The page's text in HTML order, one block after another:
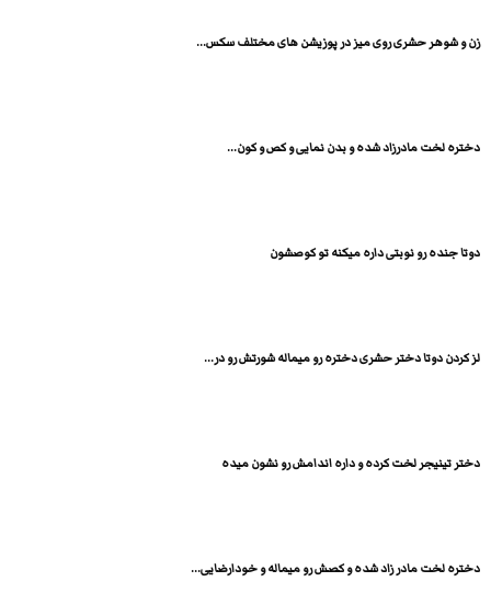
زن و شوهر حشری روی میز در پوزیشن های مختلف سکس...
دختره لخت مادرزاد شده و بدن نمایی و کص و کون...
دوتا جنده رو نوبتی داره میکنه تو کوصشون
لز کردن دوتا دختر حشری دختره رو میماله شورتش رو در...
دختر تینیجر لخت کرده و داره اندامش رو نشون میده
دختره لخت مادر زاد شده و کصش رو میماله و خودارضایی...